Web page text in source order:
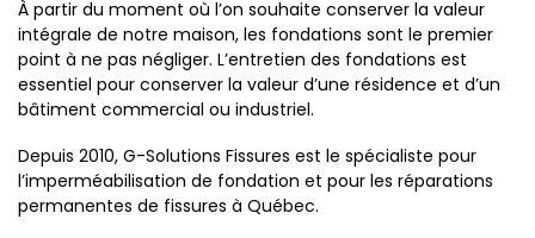
À partir du moment où l’on souhaite conserver la valeur
intégrale de notre maison, les fondations sont le premier
point à ne pas négliger. L’entretien des fondations est
essentiel pour conserver la valeur d’une résidence et d’un
bâtiment commercial ou industriel.
Depuis 2010, G-Solutions Fissures est le spécialiste pour
l’imperméabilisation de fondation et pour les réparations
permanentes de fissures à Québec.